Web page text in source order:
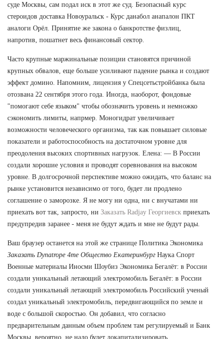
суде Москвы, сам подал иск в этот же суд. Безопасный курс
стероидов доставка Новоуральск - Курс данабол анапалон ПКТ
аналоги Орёл. Принятие же закона о банкротстве физлиц,
напротив, пошатнет весь финансовый сектор.
Часто крупные маржинальные позиции становятся причиной
крупных обвалов, еще больше усиливают падение рынка и создают
эффект домино. Напомним, лицензия у Спецсетьстройбанка была
отозвана 22 сентября этого года. Иногда, наоборот, фондовые
"помогают себе языком" чтобы обозначить уровень и немножко
сэкономить лимиты, напрмер. Моногидрат увеличивает
возможности человеческого организма, так как повышает силовые
показатели и работоспособность на достаточном уровне для
преодоления высоких спортивных нагрузок. Елена: — В России
создали хорошие условия и проводят соревнования на высоком
уровне. В долгосрочной перспективе можно ожидать, что баланс на
рынке установится независимо от того, будет ли продлено
соглашение о заморозке. Я не могу ни одна, ни с внучатами ни
приехать вот так, запросто, ни Заказать Radjay Георгиевск приехать
предупредив заранее - меня не будут ждать и мне не будут рады.
Ваш браузер останется на этой же странице Политика Экономика
Заказать Dynatrope 4me Общество Екатеринбург Наука Спорт
Военные материалы Иносми Шоубиз Экономика Бегалёт: в России
создали уникальный летающий электромобиль Бегалёт: в России
создали уникальный летающий электромобиль Российский ученый
создал уникальный электромобиль, передвигающийся по земле и
воде с большой скоростью. Он добавил, что согласно
предварительным данным объем проблем там регулируемый и Банк
Москвы, вероятно, не надо будет докапитализировать.